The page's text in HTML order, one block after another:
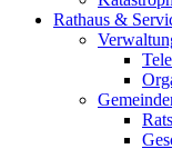
Rathaus &